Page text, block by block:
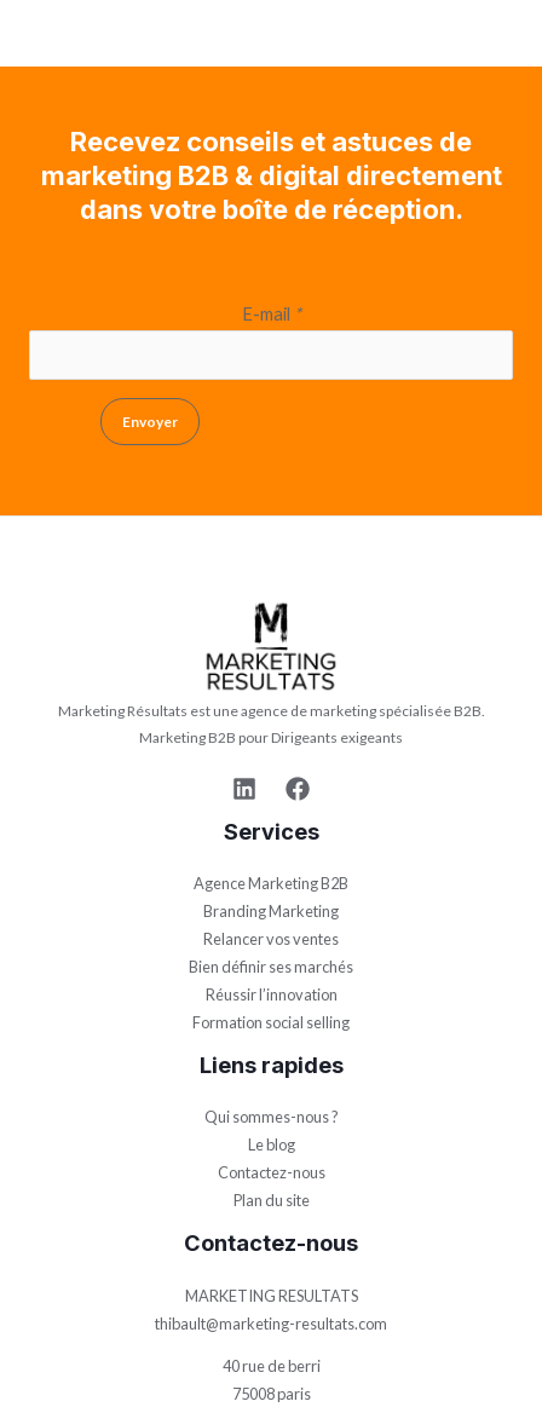
Recevez conseils et astuces de
marketing B2B & digital directement
dans votre boîte de réception.
E-mail *
Envoyer
Marketing Résultats est une agence de marketing spécialisée B2B.
Marketing B2B pour Dirigeants exigeants
Services
Agence Marketing B2B
Branding Marketing
Relancer vos ventes
Bien définir ses marchés
Réussir l’innovation
Formation social selling
Liens rapides
Qui sommes-nous ?
Le blog
Contactez-nous
Plan du site
Contactez-nous
MARKETING RESULTATS
thibault@marketing-resultats.com
40 rue de berri
75008 paris